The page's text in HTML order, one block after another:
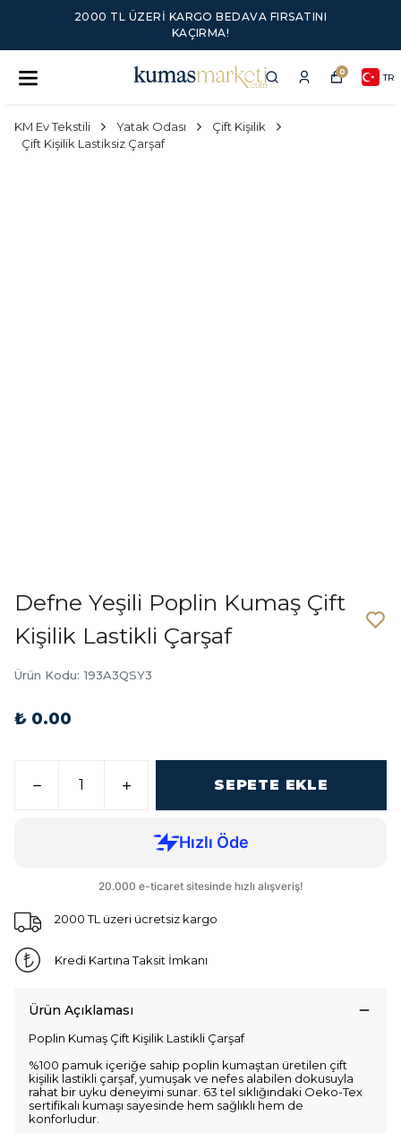
2000 TL ÜZERI KARGO BEDAVA FIRSATINI
KAÇIRMA!
0 TR
KM Ev Tekstili Yatak Odası
Çift Kişilik
Çift Kişilik Lastiksiz Çarşaf
Defne Yeşili Poplin Kumaş Çift
Kişilik Lastikli Çarşaf
Ürün Kodu: 193A3QSY3
₺ 0.00
SEPETE EKLE
2000 TL üzeri ücretsiz kargo
Kredi Kartına Taksit İmkanı
Ürün Açıklaması
Poplin Kumaş Çift Kişilik Lastikli Çarşaf
%100 pamuk içeriğe sahip poplin kumaştan üretilen çift
kişilik lastikli çarşaf, yumuşak ve nefes alabilen dokusuyla
rahat bir uyku deneyimi sunar. 63 tel sıklığındaki Oeko-Tex
sertifikalı kumaşı sayesinde hem sağlıklı hem de
konforludur.